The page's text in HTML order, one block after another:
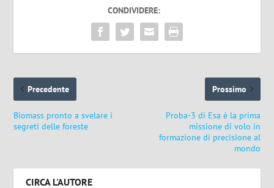
CONDIVIDERE:
Precedente
Biomass pronto a svelare i
segreti delle foreste
Prossimo
Proba-3 di Esa è la prima
missione di volo in
formazione di precisione al
mondo
CIRCA L'AUTORE